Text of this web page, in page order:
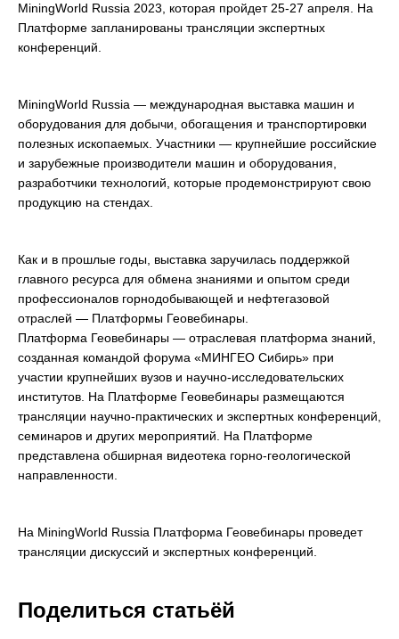
MiningWorld Russia 2023, которая пройдет 25-27 апреля. На
Платформе запланированы трансляции экспертных
конференций.
MiningWorld Russia — международная выставка машин и
оборудования для добычи, обогащения и транспортировки
полезных ископаемых. Участники — крупнейшие российские
и зарубежные производители машин и оборудования,
разработчики технологий, которые продемонстрируют свою
продукцию на стендах.
Как и в прошлые годы, выставка заручилась поддержкой
главного ресурса для обмена знаниями и опытом среди
профессионалов горнодобывающей и нефтегазовой
отраслей — Платформы Геовебинары.
Платформа Геовебинары — отраслевая платформа знаний,
созданная командой форума «МИНГЕО Сибирь» при
участии крупнейших вузов и научно-исследовательских
институтов. На Платформе Геовебинары размещаются
трансляции научно-практических и экспертных конференций,
семинаров и других мероприятий. На Платформе
представлена обширная видеотека горно-геологической
направленности.
На MiningWorld Russia Платформа Геовебинары проведет
трансляции дискуссий и экспертных конференций.
Поделиться статьёй